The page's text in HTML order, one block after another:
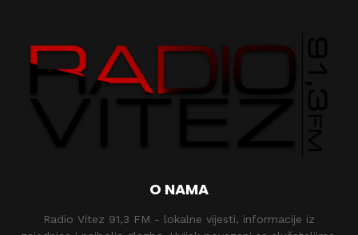
O NAMA
Radio Vitez 91,3 FM - lokalne vijesti, informacije iz